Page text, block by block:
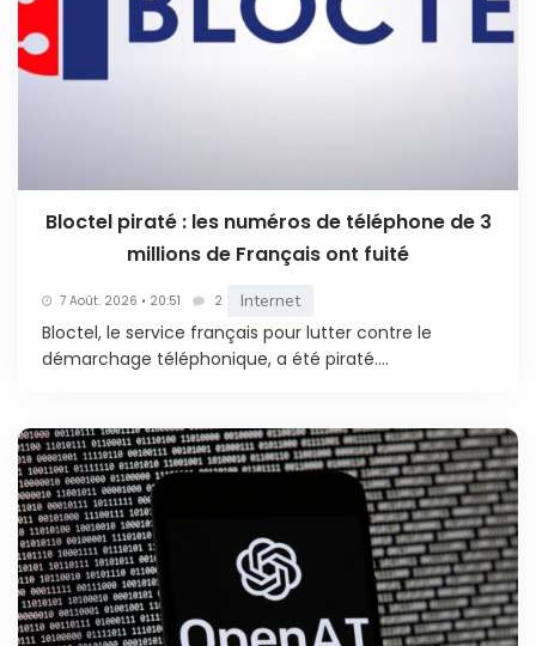
Bloctel piraté : les numéros de téléphone de 3
millions de Français ont fuité
7 Août. 2026 • 20:51 2 Internet
Bloctel, le service français pour lutter contre le
démarchage téléphonique, a été piraté....